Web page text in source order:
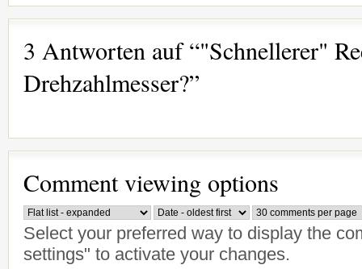
3 Antworten auf “"Schnellerer"
Drehzahlmesser?”
Comment viewing options
Select your preferred way to display the
settings" to activate your changes.